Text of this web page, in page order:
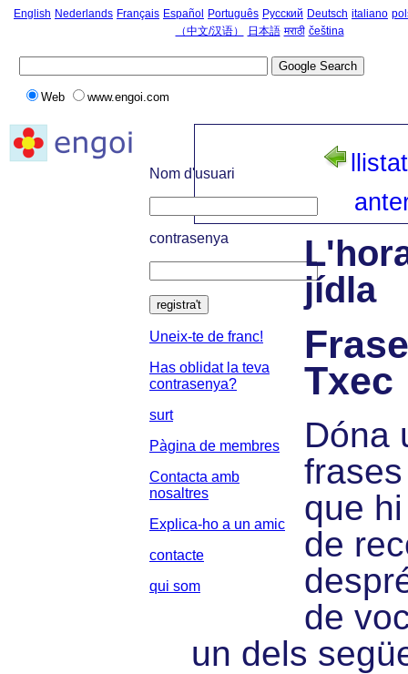
English Nederlands Français Español Português Русский Deutsch italiano
（中文/汉语）
日本語 मराठी čeština
Web www.engoi.com
Nom d'usuari
contrasenya
registra't
Uneix-te de franc!
Has oblidat la teva
contrasenya?
surt
Pàgina de membres
Contacta amb
nosaltres
Explica-ho a un amic
contacte
qui som
llistat
jídla
Txec
Dóna
que
de
de
un dels